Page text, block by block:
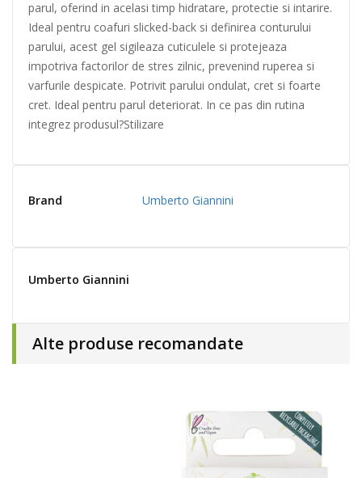
parul, oferind in acelasi timp hidratare, protectie si intarire.
Ideal pentru coafuri slicked-back si definirea conturului
parului, acest gel sigileaza cuticulele si protejeaza
impotriva factorilor de stres zilnic, prevenind ruperea si
varfurile despicate. Potrivit parului ondulat, cret si foarte
cret. Ideal pentru parul deteriorat. In ce pas din rutina
integrez produsul?Stilizare
Brand Umberto Giannini
Umberto Giannini
Alte produse recomandate